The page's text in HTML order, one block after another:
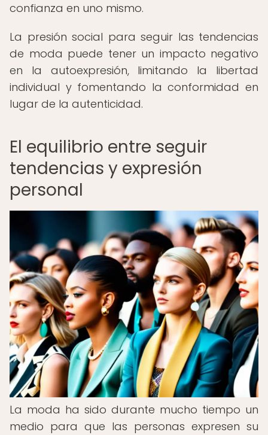
confianza en uno mismo.
La presión social para seguir las tendencias
de moda puede tener un impacto negativo
en la autoexpresión, limitando la libertad
individual y fomentando la conformidad en
lugar de la autenticidad.
El equilibrio entre seguir
tendencias y expresión
personal
La moda ha sido durante mucho tiempo un
medio para que las personas expresen su